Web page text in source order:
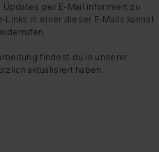
per E-Mail informiert zu
in einer dieser E-Mails kannst
findest du in unserer
aktualisiert haben.